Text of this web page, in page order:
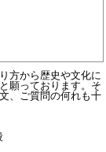
方から歴史や文化に
願っております。そ
、ご質問の何れも十